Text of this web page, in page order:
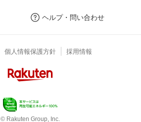
ヘルプ・問い合わせ
個人情報保護方針 採用情報
© Rakuten Group, Inc.